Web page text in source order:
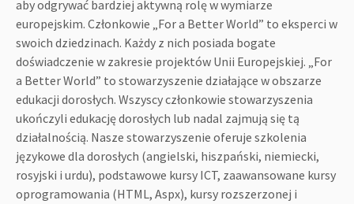
aby odgrywać bardziej aktywną rolę w wymiarze
europejskim. Członkowie „For a Better World” to eksperci w
swoich dziedzinach. Każdy z nich posiada bogate
doświadczenie w zakresie projektów Unii Europejskiej. „For
a Better World” to stowarzyszenie działające w obszarze
edukacji dorosłych. Wszyscy członkowie stowarzyszenia
ukończyli edukację dorosłych lub nadal zajmują się tą
działalnością. Nasze stowarzyszenie oferuje szkolenia
językowe dla dorosłych (angielski, hiszpański, niemiecki,
rosyjski i urdu), podstawowe kursy ICT, zaawansowane kursy
oprogramowania (HTML, Aspx), kursy rozszerzonej i